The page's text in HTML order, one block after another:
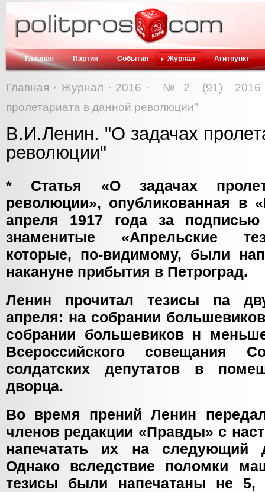
Главная Партия События Журнал Агитпункт
Главная Журнал 2016
№2 (91) 2016
пролетариата в данной революции"
В.И.Ленин. "О задачах
революции"
* Статья «О задачах
революции», опубликованная
апреля 1917 года за
знаменитые «Апрельские
которые, по-видимому, были
накануне прибытия в Петроград.
Ленин прочитал тезисы па
апреля: на собрании
собрании большевиков н
Всероссийского совещания
солдатских депутатов в
дворца.
Во время прений Ленин
членов редакции «Правды» с
напечатать их на следующий
Однако вследствие поломки
тезисы были напечатаны не